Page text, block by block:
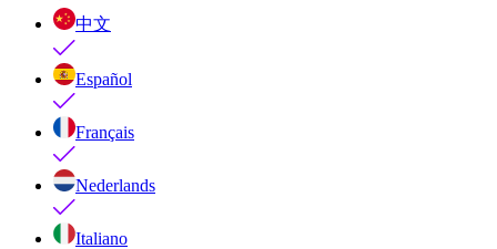
中文
Español
Français
Nederlands
Italiano